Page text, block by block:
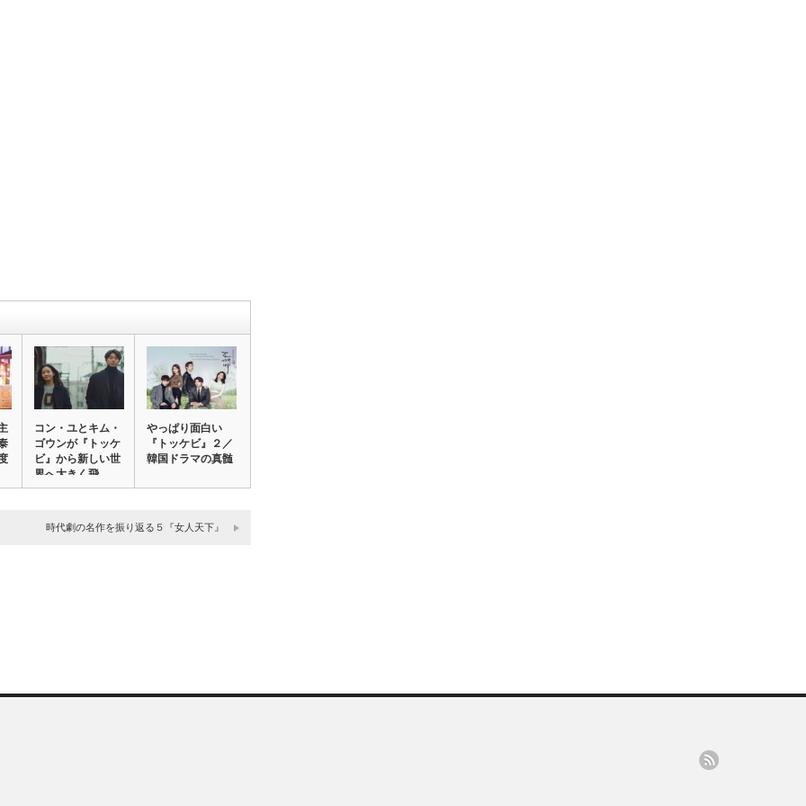
コン・ユとキム・
ゴウンが『トッケ
ビ』から新しい世
界へ大きく飛
躍！…
やっぱり面白い
『トッケビ』２／
韓国ドラマの真髄
時代劇の名作を振り返る５『女人天下』